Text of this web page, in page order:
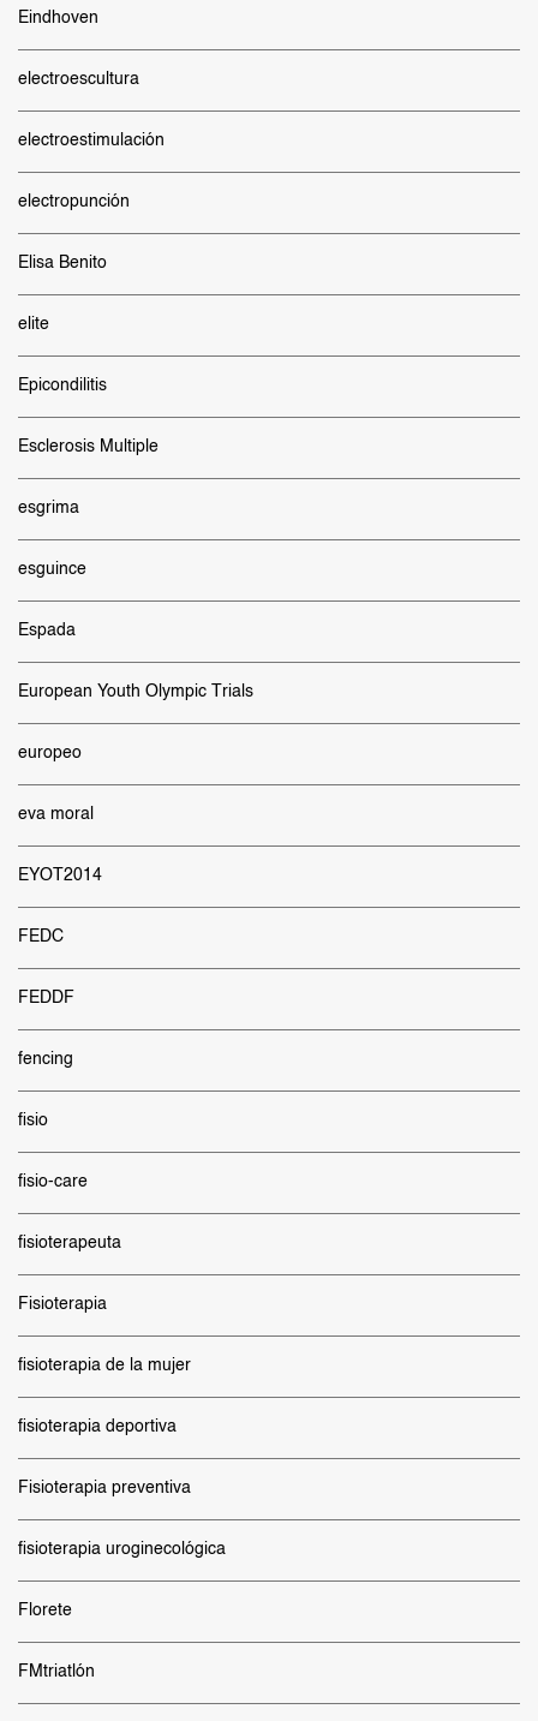
Eindhoven
electroescultura
electroestimulación
electropunción
Elisa Benito
elite
Epicondilitis
Esclerosis Multiple
esgrima
esguince
Espada
European Youth Olympic Trials
europeo
eva moral
EYOT2014
FEDC
FEDDF
fencing
fisio
fisio-care
fisioterapeuta
Fisioterapia
fisioterapia de la mujer
fisioterapia deportiva
Fisioterapia preventiva
fisioterapia uroginecológica
Florete
FMtriatlón